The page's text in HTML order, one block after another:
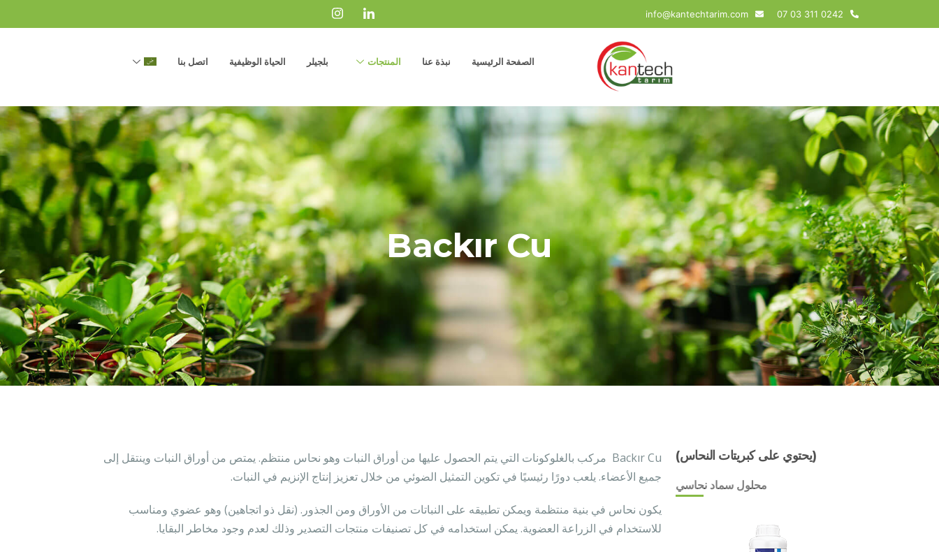
0242 311 03 07
info@kantechtarim.com
الصفحة الرئيسية نبذة عنا المنتجات بلجيلر الحياة الوظيفية اتصل بنا
Backır Cu
(يحتوي على كبريتات النحاس)
محلول سماد نحاسي
Backır Cu مركب بالغلوكونات التي يتم الحصول عليها من أوراق النبات وهو نحاس منتظم. يمتص من أوراق النبات وينتقل إلى
جميع الأعضاء. يلعب دورًا رئيسيًا في تكوين التمثيل الضوئي من خلال تعزيز إنتاج الإنزيم في النبات.
يكون نحاس في بنية منتظمة ويمكن تطبيقه على النباتات من الأوراق ومن الجذور. (نقل ذو اتجاهين) وهو عضوي ومناسب
للاستخدام في الزراعة العضوية. يمكن استخدامه في كل تصنيفات منتجات التصدير وذلك لعدم وجود مخاطر البقايا.